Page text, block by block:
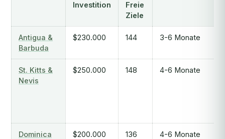
Investition
Freie
Ziele
Antigua &
Barbuda
$230.000 144 3-6 Monate
St. Kitts &
Nevis
$250.000 148 4-6 Monate
Dominica $200.000 136 4-6 Monate